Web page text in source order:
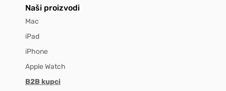
Naši proizvodi
Mac
iPad
iPhone
Apple Watch
B2B kupci